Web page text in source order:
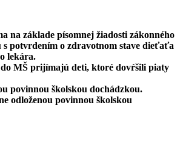
na základe písomnej žiadosti zákonného
s potvrdením o zdravotnom stave dieťaťa
lekára.
do MŠ prijímajú deti, ktoré dovŕšili piaty
povinnou školskou dochádzkou.
odloženou povinnou školskou